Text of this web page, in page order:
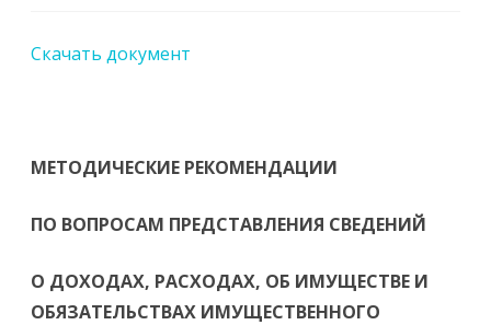
Скачать документ
МЕТОДИЧЕСКИЕ РЕКОМЕНДАЦИИ
ПО ВОПРОСАМ ПРЕДСТАВЛЕНИЯ СВЕДЕНИЙ
О ДОХОДАХ, РАСХОДАХ, ОБ ИМУЩЕСТВЕ И
ОБЯЗАТЕЛЬСТВАХ ИМУЩЕСТВЕННОГО